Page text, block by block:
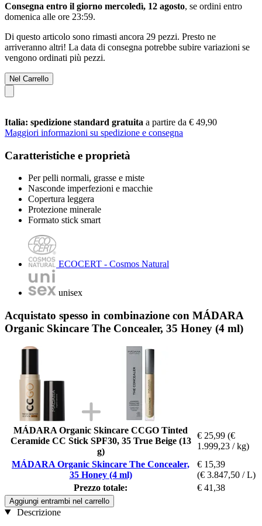
Consegna entro il giorno mercoledì, 12 agosto, se ordini entro
domenica alle ore 23:59.
Di questo articolo sono rimasti ancora 29 pezzi. Presto ne
arriveranno altri! La data di consegna potrebbe subire variazioni se
vengono ordinati più pezzi.
Nel Carrello
Italia: spedizione standard gratuita a partire da € 49,90
Maggiori informazioni su spedizione e consegna
Caratteristiche e proprietà
Per pelli normali, grasse e miste
Nasconde imperfezioni e macchie
Copertura leggera
Protezione minerale
Formato stick smart
ECOCERT - Cosmos Natural
unisex
Acquistato spesso in combinazione con MÁDARA
Organic Skincare The Concealer, 35 Honey (4 ml)
MÁDARA Organic Skincare CCGO Tinted
Ceramide CC Stick SPF30, 35 True Beige (13
g)
€ 25,99 (€
1.999,23 / kg)
MÁDARA Organic Skincare The Concealer,
35 Honey (4 ml)
€ 15,39
(€ 3.847,50 / L)
Prezzo totale:
€ 41,38
Aggiungi entrambi nel carrello
Descrizione